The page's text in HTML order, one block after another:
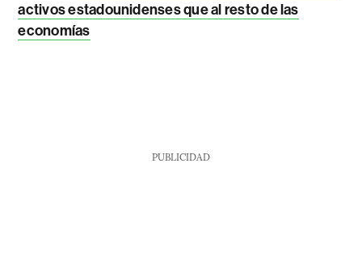
activos estadounidenses que al resto de las
economías
PUBLICIDAD